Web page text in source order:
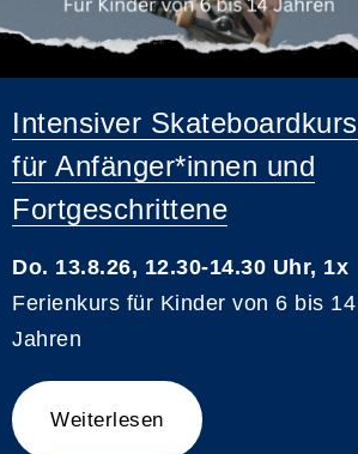
Intensiver Skateboardkurs
für Anfänger*innen und
Fortgeschrittene
Do. 13.8.26, 12.30-14.30 Uhr, 1x
Ferienkurs für Kinder von 6 bis 14
Jahren
Weiterlesen